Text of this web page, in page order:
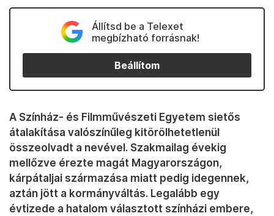
Állítsd be a Telexet
megbízható forrásnak!
Beállítom
A Színház- és Filmművészeti Egyetem sietős
átalakítása valószínűleg kitörölhetetlenül
összeolvadt a nevével. Szakmailag évekig
mellőzve érezte magát Magyarországon,
kárpátaljai származása miatt pedig idegennek,
aztán jött a kormányváltás. Legalább egy
évtizede a hatalom választott színházi embere,